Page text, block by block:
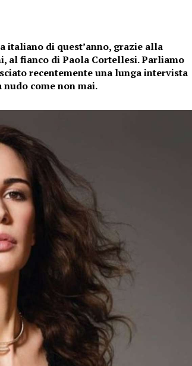
italiano di quest’anno, grazie alla
al fianco di Paola Cortellesi. Parliamo
recentemente una lunga intervista
nudo come non mai.